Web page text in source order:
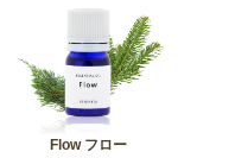
Flow フロー